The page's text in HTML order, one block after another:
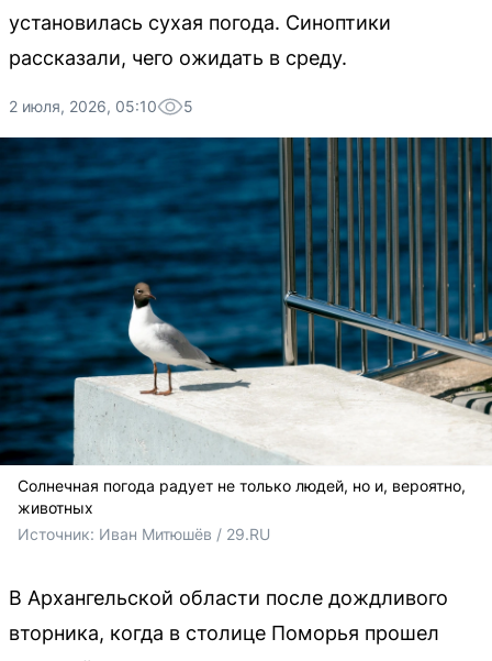
установилась сухая погода. Синоптики
рассказали, чего ожидать в среду.
2 июля, 2026, 05:10 5
Солнечная погода радует не только людей, но и, вероятно,
животных
Источник: Иван Митюшёв / 29.RU
В Архангельской области после дождливого
вторника, когда в столице Поморья прошел